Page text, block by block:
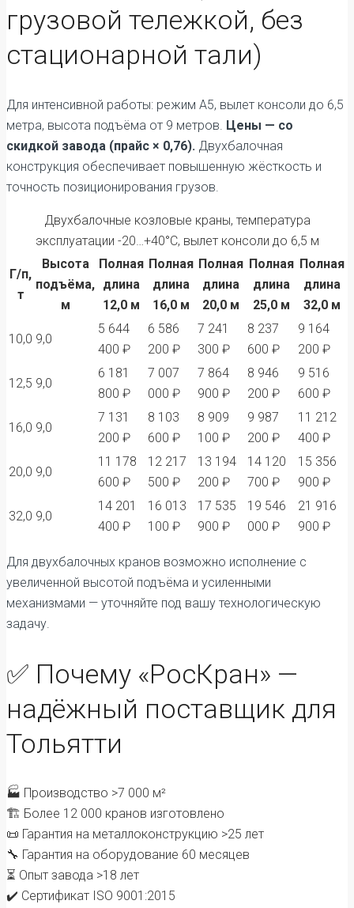
грузовой тележкой, без
стационарной тали)
Для интенсивной работы: режим А5, вылет консоли до 6,5
метра, высота подъёма от 9 метров. Цены — со
скидкой завода (прайс × 0,76). Двухбалочная
конструкция обеспечивает повышенную жёсткость и
точность позиционирования грузов.
Двухбалочные козловые краны, температура
эксплуатации -20…+40°C, вылет консоли до 6,5 м
Г/п,
т
Высота
подъёма,
м
Полная
длина
12,0 м
Полная
длина
16,0 м
Полная
длина
20,0 м
Полная
длина
25,0 м
Полная
длина
32,0 м
10,0 9,0
5 644
400 ₽
6 586
200 ₽
7 241
300 ₽
8 237
600 ₽
9 164
200 ₽
12,5 9,0
6 181
800 ₽
7 007
000 ₽
7 864
900 ₽
8 946
200 ₽
9 516
600 ₽
16,0 9,0
7 131
200 ₽
8 103
600 ₽
8 909
100 ₽
9 987
200 ₽
11 212
400 ₽
20,0 9,0
11 178
600 ₽
12 217
500 ₽
13 194
200 ₽
14 120
700 ₽
15 356
900 ₽
32,0 9,0
14 201
400 ₽
16 013
100 ₽
17 535
900 ₽
19 546
000 ₽
21 916
900 ₽
Для двухбалочных кранов возможно исполнение с
увеличенной высотой подъёма и усиленными
механизмами — уточняйте под вашу технологическую
задачу.
✅ Почему «РосКран» —
надёжный поставщик для
Тольятти
🏭 Производство >7 000 м²
🏗️ Более 12 000 кранов изготовлено
📜 Гарантия на металлоконструкцию >25 лет
🔧 Гарантия на оборудование 60 месяцев
⏳ Опыт завода >18 лет
✔️ Сертификат ISO 9001:2015